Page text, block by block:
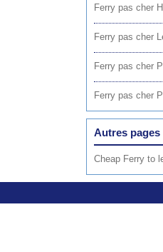
Ferry pas cher
Ferry pas cher
Ferry pas cher
Ferry pas cher
Autres pages
Cheap Ferry to